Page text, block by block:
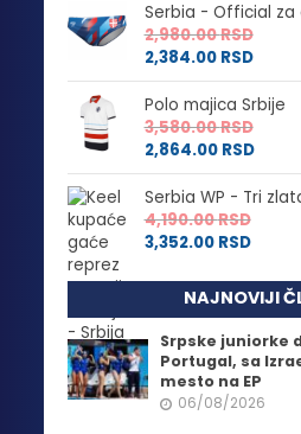
Serbia - Official za
2,980.00RSD
2,384.00 RSD
Polo majica Srbije
3,580.00RSD
2,864.00 RSD
Serbia WP - Tri
4,190.00RSD
3,352.00 RSD
NAJNOVIJI
Srpske juniorke
Portugal, sa
mesto na EP
06/08/2026